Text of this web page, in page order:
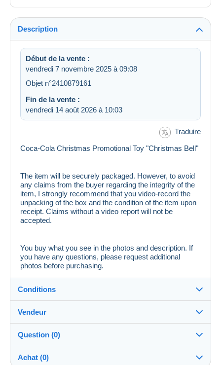
Description
Début de la vente :
vendredi 7 novembre 2025 à 09:08
Objet n°2410879161
Fin de la vente :
vendredi 14 août 2026 à 10:03
Traduire
Coca-Cola Christmas Promotional Toy "Christmas Bell"
The item will be securely packaged. However, to avoid
any claims from the buyer regarding the integrity of the
item, I strongly recommend that you video-record the
unpacking of the box and the condition of the item upon
receipt. Claims without a video report will not be
accepted.
You buy what you see in the photos and description. If
you have any questions, please request additional
photos before purchasing.
Conditions
Envoi après paiement dans les 14 jours
Vendeur
elenavyunnyk100%(73x)
PRO
Question (0)
Achat (0)